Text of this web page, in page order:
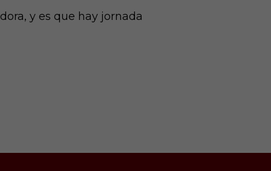
y es que hay jornada